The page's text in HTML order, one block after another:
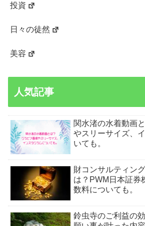
投資
日々の徒然
美容
人気記事
関水渚の水着動画
やスリーサイズ、
いても。
財コンサルティン
は？PWM日本証券
数料についても。
鈴虫寺のご利益の